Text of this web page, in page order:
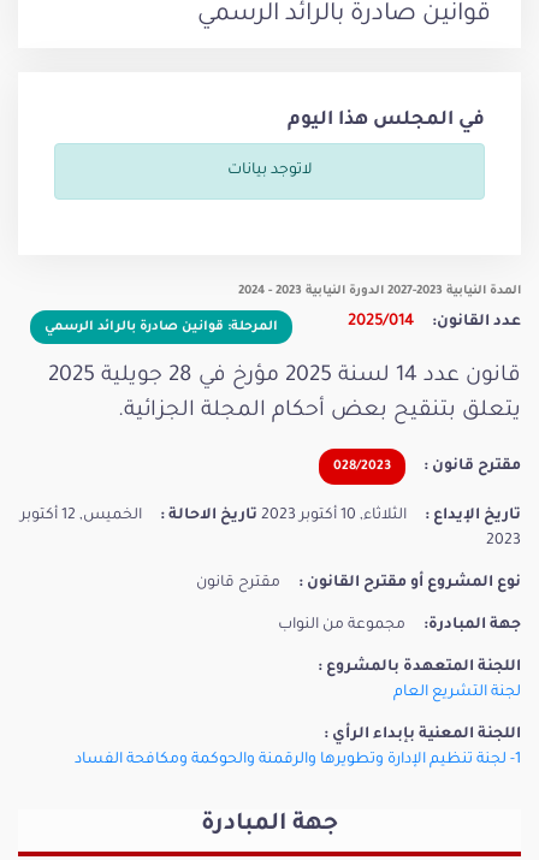
قوانين صادرة بالرائد الرسمي
في المجلس هذا اليوم
لاتوجد بيانات
المدة النيابية 2023-2027 الدورة النيابية 2023 - 2024
عدد القانون: 2025/014 المرحلة: قوانين صادرة بالرائد الرسمي
قانون عدد 14 لسنة 2025 مؤرخ في 28 جويلية 2025
يتعلق بتنقيح بعض أحكام المجلة الجزائية.
مقترح قانون : 028/2023
تاريخ الإيداع : الثلاثاء, 10 أكتوبر 2023 تاريخ الاحالة :
الخميس, 12 أكتوبر
2023
نوع المشروع أو مقترح القانون : مقترح قانون
جهة المبادرة: مجموعة من النواب
اللجنة المتعهدة بالمشروع :
لجنة التشريع العام
اللجنة المعنية بإبداء الرأي :
1- لجنة تنظيم الإدارة وتطويرها والرقمنة والحوكمة ومكافحة الفساد
جهة المبادرة